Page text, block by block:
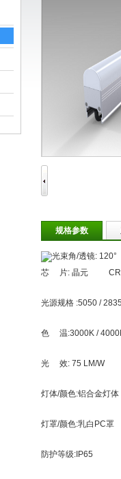
规格参数
光束角
芯 片: 晶
光源规格
色 温:3000K /
光 效:
灯体/颜色:铝合
灯罩/颜色:
防护等